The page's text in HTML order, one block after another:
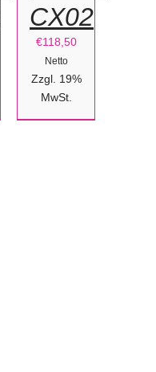
CX02
€118,50
Netto
Zzgl. 19%
MwSt.